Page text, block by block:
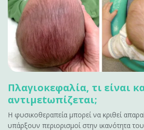
Πλαγιοκεφαλία, τι είναι
αντιμεtωπίζεται;
Η φυσικοθεραπεία μπορεί να κριθεί
υπάρξουν περιορισμοί στην ικανότητα